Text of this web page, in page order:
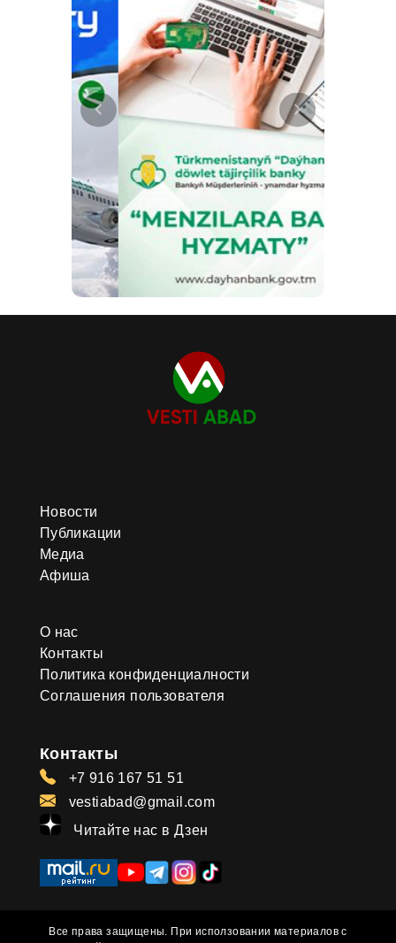
Новости
Публикации
Медиа
Афиша
О нас
Контакты
Политика конфиденциалности
Соглашения пользователя
Контакты
+7 916 167 51 51
vestiabad@gmail.com
Читайте нас в Дзен
Все права защищены. При исползовании материалов с